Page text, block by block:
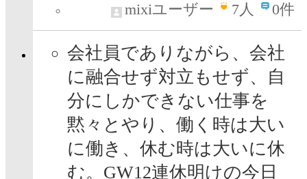
mixiユーザー
7人 0件
会社員でありながら、会社
に融合せず対立もせず、自
分にしかできない仕事を
黙々とやり、働く時は大い
に働き、休む時は大いに休
む。GW12連休明けの今日